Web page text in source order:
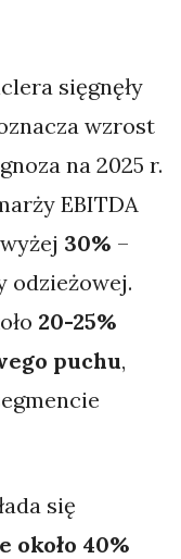
sięgnęły
wzrost
na 2025 r.
EBITDA
30% –
odzieżowej.
20-25%
puchu,
się
około 40%